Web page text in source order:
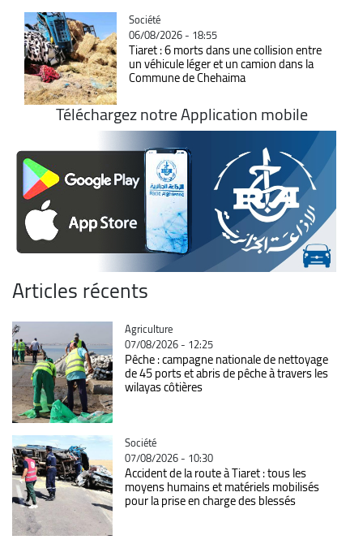
Catégorie
Société
06/08/2026 - 18:55
Tiaret : 6 morts dans une collision entre
un véhicule léger et un camion dans la
Commune de Chehaima
Téléchargez notre Application mobile
Articles récents
Catégorie
Agriculture
07/08/2026 - 12:25
Pêche : campagne nationale de nettoyage
de 45 ports et abris de pêche à travers les
wilayas côtières
Catégorie
Société
07/08/2026 - 10:30
Accident de la route à Tiaret : tous les
moyens humains et matériels mobilisés
pour la prise en charge des blessés